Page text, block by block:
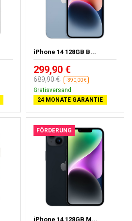
iPhone 14 128GB B...
299,90 €
689,90 € -390,00 €
Kostenloses Geschenk
24 MONATE GARANTIE
FÖRDERUNG
iPhone 14 128GB M...